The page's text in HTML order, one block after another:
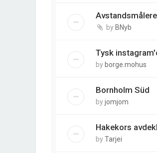
by BNyb
Tysk
by borge.mohus
Bornholm Süd
byjomjom
Hakekors
byTarjei